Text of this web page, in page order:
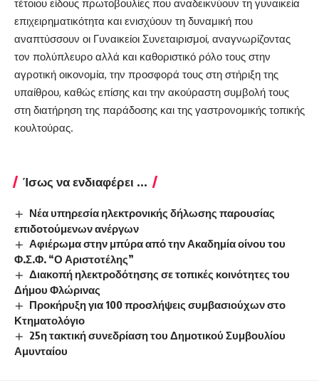
τέτοιου είδους πρωτοβουλίες που αναδεικνύουν τη γυναικεία
επιχειρηματικότητα και ενισχύουν τη δυναμική που
αναπτύσσουν οι Γυναικείοι Συνεταιρισμοί, αναγνωρίζοντας
τον πολύπλευρο αλλά και καθοριστικό ρόλο τους στην
αγροτική οικονομία, την προσφορά τους στη στήριξη της
υπαίθρου, καθώς επίσης και την ακούραστη συμβολή τους
στη διατήρηση της παράδοσης και της γαστρονομικής τοπικής
κουλτούρας.
Ίσως να ενδιαφέρει ...
Νέα υπηρεσία ηλεκτρονικής δήλωσης παρουσίας
επιδοτούμενων ανέργων
Αφιέρωμα στην μπύρα από την Ακαδημία οίνου του
Φ.Σ.Φ. “Ο Αριστοτέλης”
Διακοπή ηλεκτροδότησης σε τοπικές κοινότητες του
Δήμου Φλώρινας
Προκήρυξη για 100 προσλήψεις συμβασιούχων στο
Κτηματολόγιο
25η τακτική συνεδρίαση του Δημοτικού Συμβουλίου
Αμυνταίου